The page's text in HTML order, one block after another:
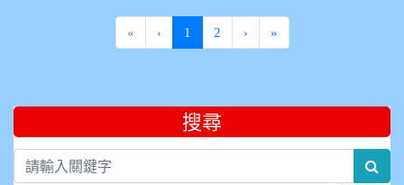
« ‹ 1 (current)
2 › »
::: 搜尋